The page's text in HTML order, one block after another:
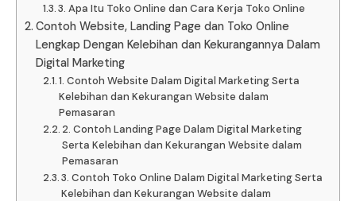
3. Apa Itu Toko Online dan Cara Kerja Toko Online
Contoh Website, Landing Page dan Toko Online
Lengkap Dengan Kelebihan dan Kekurangannya Dalam
Digital Marketing
1. Contoh Website Dalam Digital Marketing Serta
Kelebihan dan Kekurangan Website dalam
Pemasaran
2. Contoh Landing Page Dalam Digital Marketing
Serta Kelebihan dan Kekurangan Website dalam
Pemasaran
3. Contoh Toko Online Dalam Digital Marketing Serta
Kelebihan dan Kekurangan Website dalam